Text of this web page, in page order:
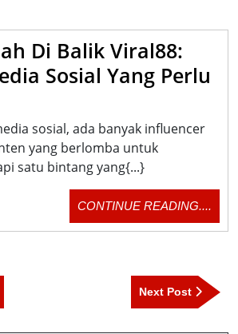
Di Balik Viral88:
Sosial Yang Perlu
Viral88:
Bintang
sosial, ada banyak influencer
yang berlomba untuk
satu bintang yang{...}
CONTINUE READING....
Next Post
Next
Post